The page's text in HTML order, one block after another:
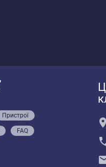
Пристрої
FAQ